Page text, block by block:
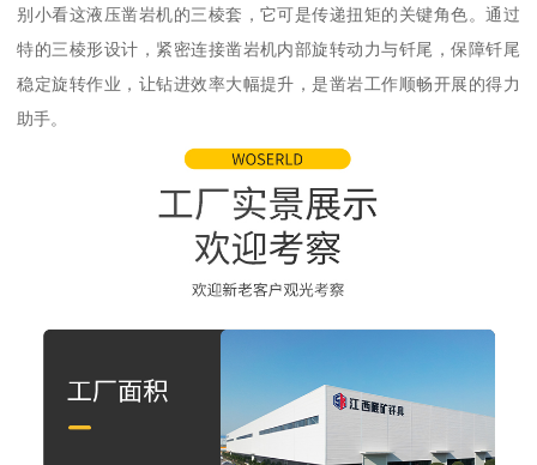
别小看这液压凿岩机的三棱套，它可是传递扭矩的关键角色。通过
特的三棱形设计，紧密连接凿岩机内部旋转动力与钎尾，保障钎尾
稳定旋转作业，让钻进效率大幅提升，是凿岩工作顺畅开展的得力
助手。